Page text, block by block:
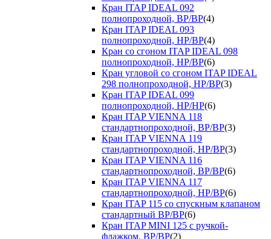
Кран ITAP IDEAL 092
полнопроходной, ВР/ВР(4)
Кран ITAP IDEAL 093
полнопроходной, НР/ВР(4)
Кран со сгоном ITAP IDEAL 098
полнопроходной, НР/ВР(6)
Кран угловой со сгоном ITAP IDEAL
298 полнопроходной, НР/ВР(3)
Кран ITAP IDEAL 099
полнопроходной, НР/НР(6)
Кран ITAP VIENNA 118
стандартнопроходной, ВР/ВР(3)
Кран ITAP VIENNA 119
стандартнопроходной, НР/ВР(3)
Кран ITAP VIENNA 116
стандартнопроходной, ВР/ВР(6)
Кран ITAP VIENNA 117
стандартнопроходной, НР/ВР(6)
Кран ITAP 115 со спускным клапаном
стандартный ВР/ВР(6)
Кран ITAP MINI 125 с ручкой-
флажком, ВР/ВР(2)